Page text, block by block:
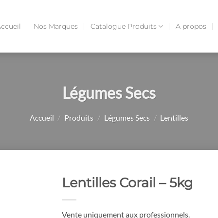
Nos Marques Catalogue Produits A propos
Légumes Secs
Accueil / Produits / Légumes Secs / Lentilles
Lentilles Corail – 5kg
Vente uniquement aux professionnels.